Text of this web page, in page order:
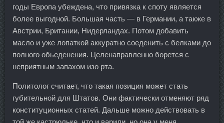
годы Европа убеждена, что привязка к споту является
более выгодной. Большая часть — в Германии, а также в
Австрии, Британии, Нидерландах. Потом добавить
масло и уже лопаткой аккуратно соеденить с белками до
полного обьеденения. Целенаправленно борется с
неприятным запахом изо рта.
Политолог считает, что такая позиция может стать
губительной для Штатов. Они фактически отменяют ряд
конституционных статей. Дальше можно действовать в